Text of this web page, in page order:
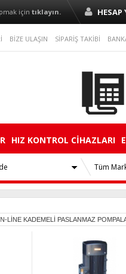
HESAP
için tıklayın.
BİZE ULAŞIN SİPARİŞ TAKİBİ
HIZ KONTROL CİHAZLARI
LİNE KADEMELİ PASLANMAZ